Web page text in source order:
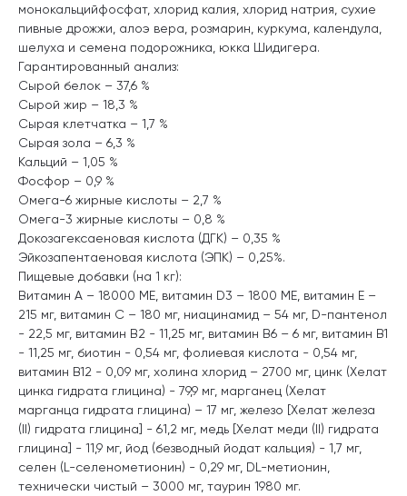
монокальцийфосфат, хлорид калия, хлорид натрия, сухие
пивные дрожжи, алоэ вера, розмарин, куркума, календула,
шелуха и семена подорожника, юкка Шидигера.
Гарантированный анализ:
Сырой белок – 37,6 %
Сырой жир – 18,3 %
Сырая клетчатка – 1,7 %
Сырая зола – 6,3 %
Кальций – 1,05 %
Фосфор – 0,9 %
Омега-6 жирные кислоты – 2,7 %
Омега-3 жирные кислоты – 0,8 %
Докозагексаеновая кислота (ДГК) – 0,35 %
Эйкозапентаеновая кислота (ЭПК) – 0,25%.
Пищевые добавки (на 1 кг):
Витамин А – 18000 ME, витамин D3 – 1800 ME, витамин Е –
215 мг, витамин С – 180 мг, ниацинамид – 54 мг, D-пантенол
- 22,5 мг, витамин B2 - 11,25 мг, витамин B6 – 6 мг, витамин B1
- 11,25 мг, биотин - 0,54 мг, фолиевая кислота - 0,54 мг,
витамин B12 - 0,09 мг, холина хлорид – 2700 мг, цинк (Хелат
цинка гидрата глицина) - 79,9 мг, марганец (Хелат
марганца гидрата глицина) – 17 мг, железо [Хелат железа
(II) гидрата глицина] - 61,2 мг, медь [Хелат меди (II) гидрата
глицина] - 11,9 мг, йод (безводный йодат кальция) - 1,7 мг,
селен (L-селенометионин) - 0,29 мг, DL-метионин,
технически чистый – 3000 мг, таурин 1980 мг.